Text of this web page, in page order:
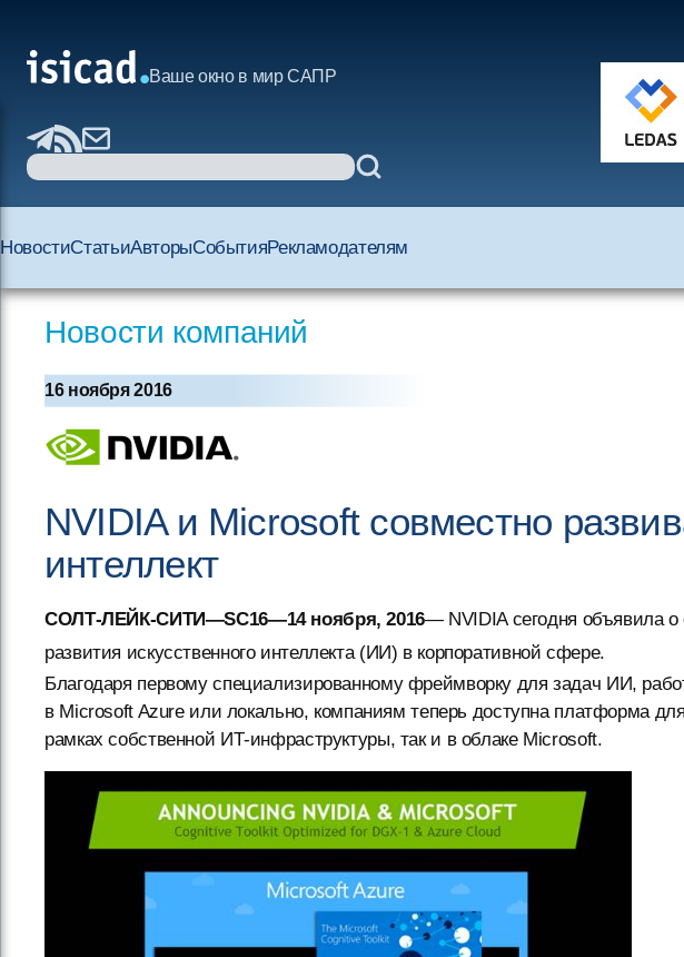
Ваше окно в мир САПР
НовостиСтатьиАвторыСобытияРекламодателям
Новости компаний
16 ноября 2016
NVIDIA и Microsoft совместно
интеллект
СОЛТ-ЛЕЙК-СИТИ—SC16—14 ноября, 2016— NVIDIA сегодня объявила
развития искусственного интеллекта (ИИ) в корпоративной сфере.
Благодаря первому специализированному фреймворку для задач ИИ,
в Microsoft Azure или локально, компаниям теперь доступна платформа для
рамках собственной ИТ-инфраструктуры, так и в облаке Microsoft.